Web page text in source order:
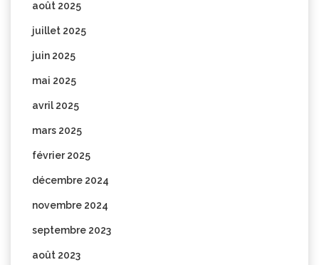
août 2025
juillet 2025
juin 2025
mai 2025
avril 2025
mars 2025
février 2025
décembre 2024
novembre 2024
septembre 2023
août 2023